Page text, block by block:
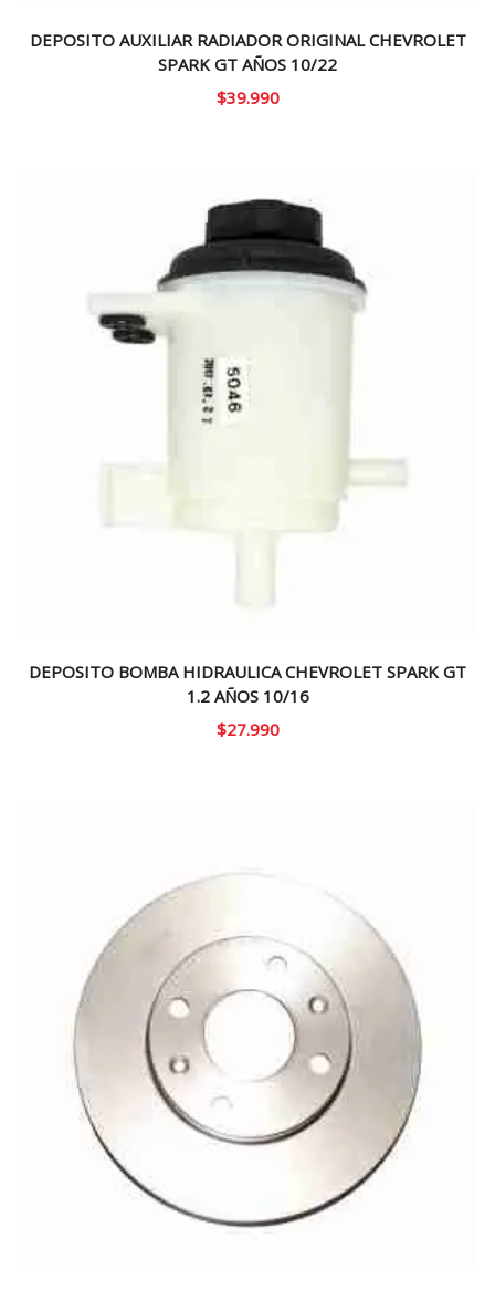
DEPOSITO AUXILIAR RADIADOR ORIGINAL CHEVROLET
SPARK GT AÑOS 10/22
$39.990
DEPOSITO BOMBA HIDRAULICA CHEVROLET SPARK GT
1.2 AÑOS 10/16
$27.990